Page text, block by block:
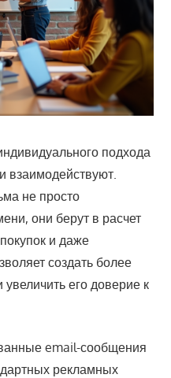
подхода
взаимодействуют.
не просто
они берут в расчет
и даже
создать более
увеличить его доверие к
email-сообщения
рекламных